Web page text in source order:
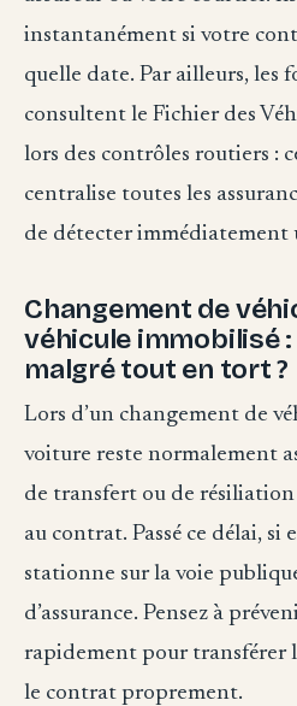
instantanément si votre
quelle date. Par ailleurs, les
consultent le Fichier des
lors des contrôles routiers :
centralise toutes les
de détecter immédiatement
Changement de
véhicule immobilisé
malgré tout en tort ?
Lors d’un changement de
voiture reste normalement
de transfert ou de
au contrat. Passé ce délai, si
stationne sur la voie
d’assurance. Pensez à
rapidement pour transférer
le contrat proprement.